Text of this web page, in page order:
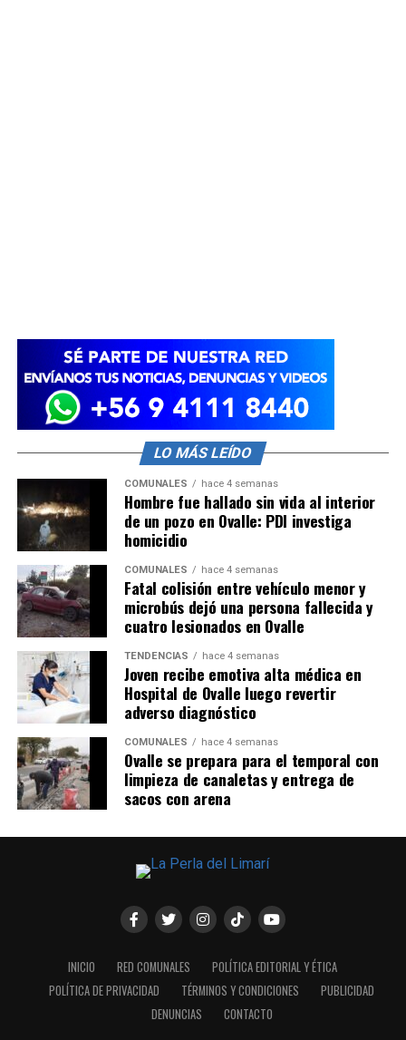
LO MÁS LEÍDO
COMUNALES hace 4 semanas
Hombre fue hallado sin vida al interior
de un pozo en Ovalle: PDI investiga
homicidio
COMUNALES hace 4 semanas
Fatal colisión entre vehículo menor y
microbús dejó una persona fallecida y
cuatro lesionados en Ovalle
TENDENCIAS hace 4 semanas
Joven recibe emotiva alta médica en
Hospital de Ovalle luego revertir
adverso diagnóstico
COMUNALES hace 4 semanas
Ovalle se prepara para el temporal con
limpieza de canaletas y entrega de
sacos con arena
INICIO RED COMUNALES
POLÍTICA EDITORIAL Y ÉTICA
POLÍTICA DE PRIVACIDAD
TÉRMINOS Y CONDICIONES
PUBLICIDAD
DENUNCIAS
CONTACTO